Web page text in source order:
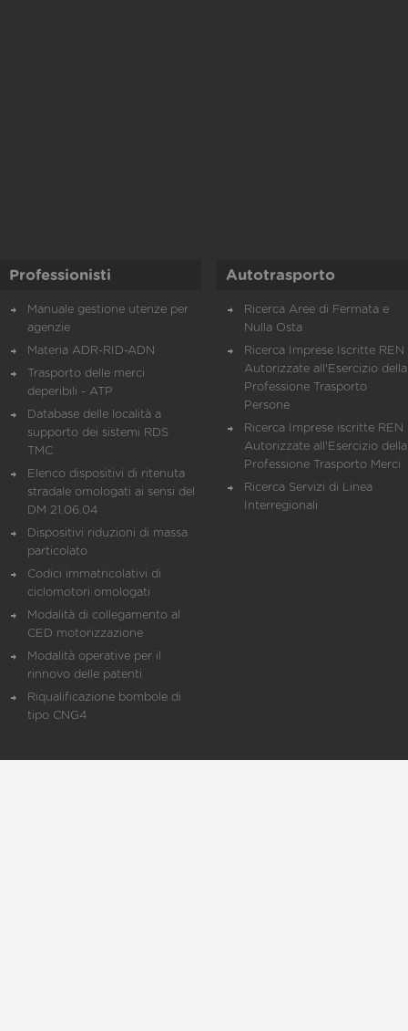
Professionisti
Manuale gestione utenze per
agenzie
Materia ADR-RID-ADN
Trasporto delle merci
deperibili - ATP
Database delle località a
supporto dei sistemi RDS
TMC
Elenco dispositivi di ritenuta
stradale omologati ai sensi del
DM 21.06.04
Dispositivi riduzioni di massa
particolato
Codici immatricolativi di
ciclomotori omologati
Modalità di collegamento al
CED motorizzazione
Modalità operative per il
rinnovo delle patenti
Riqualificazione bombole di
tipo CNG4
Autotrasporto
Ricerca Aree di Fermata e
Nulla Osta
Ricerca Imprese Iscritte REN
Autorizzate all'Esercizio della
Professione Trasporto
Persone
Ricerca Imprese iscritte REN
Autorizzate all'Esercizio della
Professione Trasporto Merci
Ricerca Servizi di Linea
Interregionali